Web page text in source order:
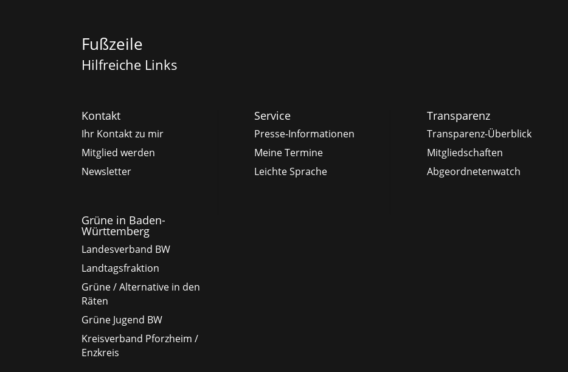
Fußzeile
Hilfreiche Links
Kontakt
Ihr Kontakt zu mir
Mitglied werden
Newsletter
Service
Presse-Informationen
Meine Termine
Leichte Sprache
Transparenz
Transparenz-Überblick
Mitgliedschaften
Abgeordnetenwatch
Grüne in Baden-
Württemberg
Landesverband BW
Landtagsfraktion
Grüne / Alternative in den
Räten
Grüne Jugend BW
Kreisverband Pforzheim /
Enzkreis